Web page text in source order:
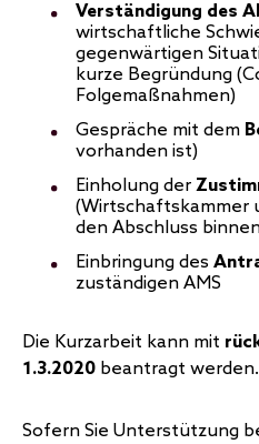
Verständigung des
wirtschaftliche
gegenwärtigen
kurze Begründung
Folgemaßnahmen)
Gespräche mit dem
vorhanden ist)
Einholung der
(Wirtschaftskammer
den Abschluss
Einbringung des
zuständigen AMS
Die Kurzarbeit kann mit
1.3.2020 beantragt werden.
Sofern Sie Unterstützung